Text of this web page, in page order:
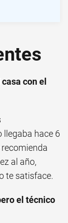
con el
llegaba hace 6
al año,
te satisface.
el técnico